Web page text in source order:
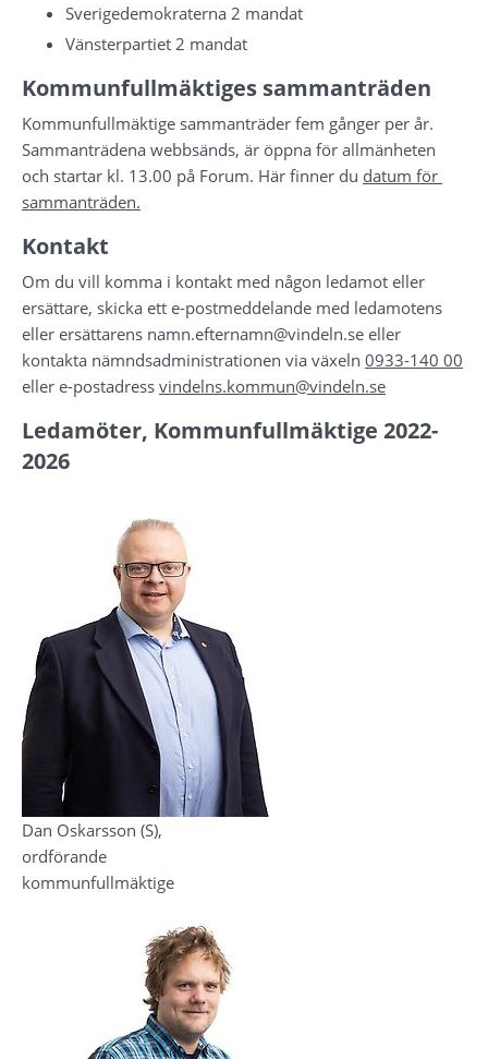
Sverigedemokraterna 2 mandat
Vänsterpartiet 2 mandat
Kommunfullmäktiges sammanträden
Kommunfullmäktige sammanträder fem gånger per år.
Sammanträdena webbsänds, är öppna för allmänheten
och startar kl. 13.00 på Forum. Här finner du datum för
sammanträden.
Kontakt
Om du vill komma i kontakt med någon ledamot eller
ersättare, skicka ett e-postmeddelande med ledamotens
eller ersättarens namn.efternamn@vindeln.se eller
kontakta nämndsadministrationen via växeln 0933-140 00
eller e-postadress vindelns.kommun@vindeln.se
Ledamöter, Kommunfullmäktige 2022-
2026
Dan Oskarsson (S),
ordförande
kommunfullmäktige